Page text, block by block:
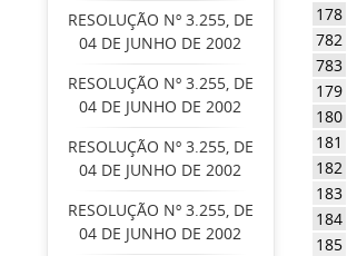
RESOLUÇÃO Nº 3.255, DE
04 DE JUNHO DE 2002
RESOLUÇÃO Nº 3.255, DE
04 DE JUNHO DE 2002
RESOLUÇÃO Nº 3.255, DE
04 DE JUNHO DE 2002
RESOLUÇÃO Nº 3.255, DE
04 DE JUNHO DE 2002
178
782
783
179
180
181
182
183
184
185